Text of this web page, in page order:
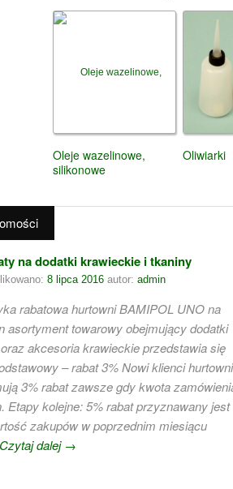
Oleje wazelinowe,
silikonowe
Oliwiarki
na dodatki krawieckie i tkaniny
8 lipca 2016 autor: admin
rabatowa hurtowni BAMIPOL UNO na
asortyment towarowy obejmujący dodatki
akcesoria krawieckie przedstawia się
– rabat 3% Nowi klienci hurtowni
3% rabat zawsze gdy kwota
Etapy kolejne: 5% rabat przyznawany jest
zakupów w poprzednim miesiącu
Czytaj dalej →